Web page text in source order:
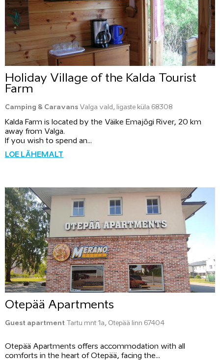
Holiday Village of the Kalda Tourist
Farm
Camping & Caravans Valga vald, Iigaste küla 68308
Kalda Farm is located by the Väike Emajõgi River, 20 km
away from Valga.
If you wish to spend an...
LOE LÄHEMALT
Otepää Apartments
Guest apartment Tartu mnt 1a, Otepää linn 67404
Otepää Apartments offers accommodation with all
comforts in the heart of Otepää, facing the...